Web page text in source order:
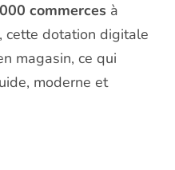
commerces à
cette dotation digitale
magasin, ce qui
moderne et